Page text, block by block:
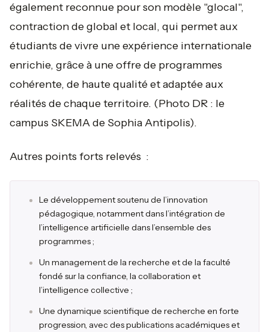
également reconnue pour son modèle "glocal",
contraction de global et local, qui permet aux
étudiants de vivre une expérience internationale
enrichie, grâce à une offre de programmes
cohérente, de haute qualité et adaptée aux
réalités de chaque territoire. (Photo DR : le
campus SKEMA de Sophia Antipolis).
Autres points forts relevés :
Le développement soutenu de l’innovation
pédagogique, notamment dans l’intégration de
l’intelligence artificielle dans l’ensemble des
programmes ;
Un management de la recherche et de la faculté
fondé sur la confiance, la collaboration et
l’intelligence collective ;
Une dynamique scientifique de recherche en forte
progression, avec des publications académiques et